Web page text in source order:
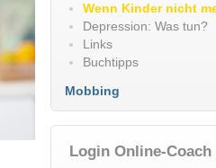
Wenn Kinder nicht
Depression: Was tun?
Links
Buchtipps
Mobbing
Login Online-Coach